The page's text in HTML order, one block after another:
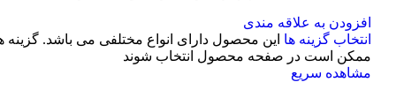
افزودن به علاقه مندی
انتخاب گزینه ها این محصول دارای انواع مختلفی می باشد. گزینه
ممکن است در صفحه محصول انتخاب شوند
مشاهده سریع